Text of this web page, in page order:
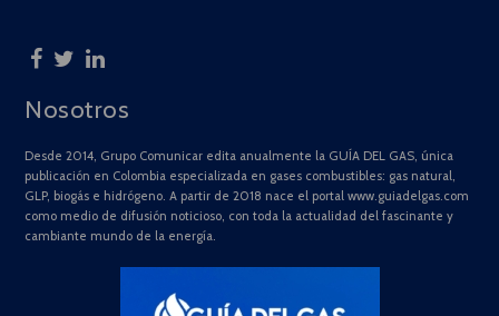
Nosotros
Desde 2014, Grupo Comunicar edita anualmente la GUÍA DEL GAS, única
publicación en Colombia especializada en gases combustibles: gas natural,
GLP, biogás e hidrógeno. A partir de 2018 nace el portal www.guiadelgas.com
como medio de difusión noticioso, con toda la actualidad del fascinante y
cambiante mundo de la energía.